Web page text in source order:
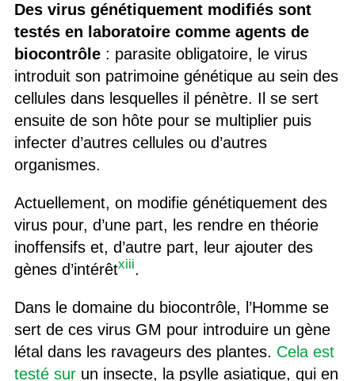
Des virus génétiquement modifiés sont
testésen laboratoire comme agentsde
biocontrôle: parasite obligatoire, le virus
introduit son patrimoine génétique au sein des
cellules dans lesquelles il pénètre. Il se sert
ensuite de son hôte pour se multiplier puis
infecter d’autres cellules ou d’autres
organismes.
Actuellement, on modifie génétiquement des
virus pour, d’une part, les rendre en théorie
inoffensifs et, d’autre part, leur ajouter des
gènes d’intérêtxiii.
Dans le domaine du biocontrôle, l’Homme se
sert de ces virus GM pour introduire un gène
létal dans les ravageurs des plantes. Cela est
testé sur un insecte, la psylle asiatique, qui en